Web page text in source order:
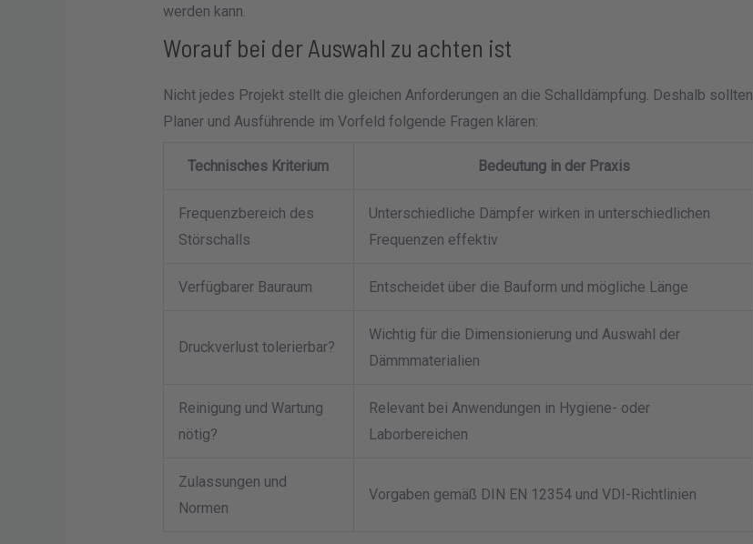
werden kann.
Worauf bei der Auswahl zu achten ist
Nicht jedes Projekt stellt die gleichen Anforderungen an die Schalldämpfung. Deshalb sollten
Planer und Ausführende im Vorfeld folgende Fragen klären:
Technisches Kriterium Bedeutung in der Praxis
Frequenzbereich des
Störschalls
Unterschiedliche Dämpfer wirken in unterschiedlichen
Frequenzen effektiv
Verfügbarer Bauraum Entscheidet über die Bauform und mögliche Länge
Druckverlust tolerierbar?
Wichtig für die Dimensionierung und Auswahl der
Dämmmaterialien
Reinigung und Wartung
nötig?
Relevant bei Anwendungen in Hygiene- oder
Laborbereichen
Zulassungen und
Normen
Vorgaben gemäß DIN EN 12354 und VDI-Richtlinien